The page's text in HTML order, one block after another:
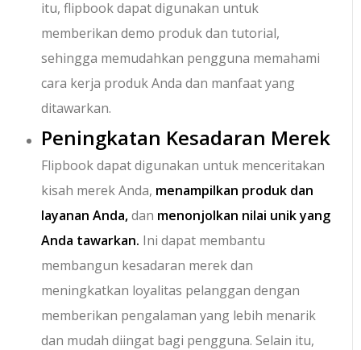
itu, flipbook dapat digunakan untuk
memberikan demo produk dan tutorial,
sehingga memudahkan pengguna memahami
cara kerja produk Anda dan manfaat yang
ditawarkan.
Peningkatan Kesadaran Merek
Flipbook dapat digunakan untuk menceritakan
kisah merek Anda, menampilkan produk dan
layanan Anda,dan menonjolkan nilai unik yang
Anda tawarkan. Ini dapat membantu
membangun kesadaran merek dan
meningkatkan loyalitas pelanggan dengan
memberikan pengalaman yang lebih menarik
dan mudah diingat bagi pengguna. Selain itu,